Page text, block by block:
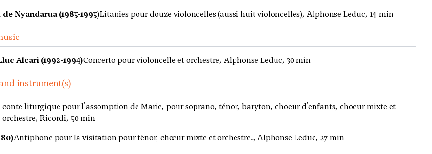
Nyandarua (1985-1995)Litanies pour douze violoncelles (aussi huit violoncelles), Alphonse Leduc, 14 min
Alcari (1992-1994)Concerto pour violoncelle et orchestre, Alphonse Leduc, 30 min
instrument(s)
conte liturgique pour l'assomption de Marie, pour soprano, ténor, baryton, choeur d'enfants, choeur mixte et
orchestre, Ricordi, 50 min
Antiphone pour la visitation pour ténor, chœur mixte et orchestre., Alphonse Leduc, 27 min